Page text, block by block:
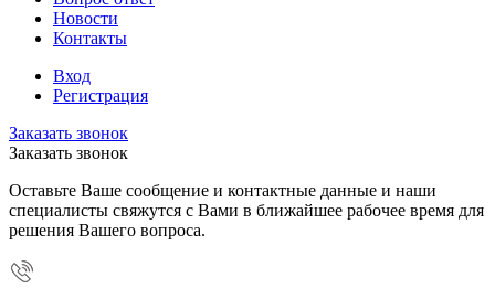
Новости
Контакты
Вход
Регистрация
Заказать звонок
Заказать звонок
Оставьте Ваше сообщение и контактные данные и наши
специалисты свяжутся с Вами в ближайшее рабочее время для
решения Вашего вопроса.